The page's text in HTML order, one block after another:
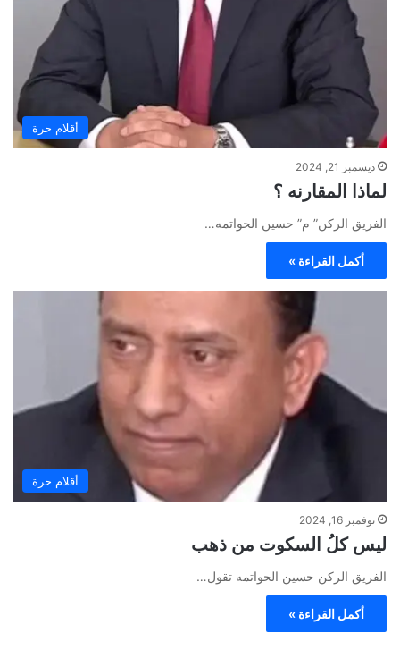
أقلام حرة
ديسمبر 21, 2024
لماذا المقارنه ؟
الفريق الركن” م” حسين الحواتمه…
أكمل القراءة »
أقلام حرة
نوفمبر 16, 2024
ليس كلُ السكوت من ذهب
الفريق الركن حسين الحواتمه تقول…
أكمل القراءة »